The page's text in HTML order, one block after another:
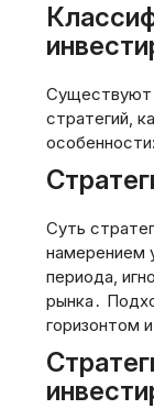
Существуют
стратегий,
особенности:
Суть
намерением
периода,
рынка․
горизонтом